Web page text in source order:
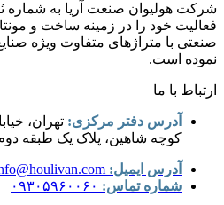
فعالیت خود را در زمینه ساخت و
صنعتی با متراژهای متفاوت ویژه
نموده است.
ارتباط با ما
آدرس دفتر مرکزی: تهران،
کوچه شاهین، پلاک یک طبقه
آدرس ایمیل:
شماره تماس: ۰۹۳۰۵۹۶۰۰۶۰